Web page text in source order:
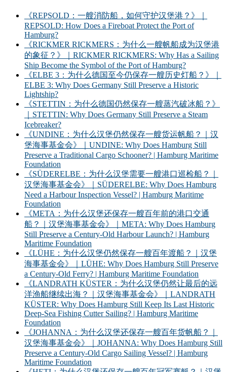
《REPSOLD：一艘消防船，如何守护汉堡港？》｜
REPSOLD: How Does a Fireboat Protect the Port of
Hamburg?
《RICKMER RICKMERS：为什么一艘帆船成为汉堡港
的象征？》｜RICKMER RICKMERS: Why Has a Sailing
Ship Become the Symbol of the Port of Hamburg?
《ELBE 3：为什么德国至今仍保存一艘历史灯船？》｜
ELBE 3: Why Does Germany Still Preserve a Historic
Lightship?
《STETTIN：为什么德国仍然保存一艘蒸汽破冰船？》
｜STETTIN: Why Does Germany Still Preserve a Steam
Icebreaker?
《UNDINE：为什么汉堡仍然保存一艘货运帆船？｜汉
堡海事基金会》｜UNDINE: Why Does Hamburg Still
Preserve a Traditional Cargo Schooner? | Hamburg Maritime
Foundation
《SÜDERELBE：为什么汉堡需要一艘港口巡检船？｜
汉堡海事基金会》｜SÜDERELBE: Why Does Hamburg
Need a Harbour Inspection Vessel? | Hamburg Maritime
Foundation
《META：为什么汉堡还保存一艘百年前的港口交通
船？｜汉堡海事基金会》｜META: Why Does Hamburg
Still Preserve a Century-Old Harbour Launch? | Hamburg
Maritime Foundation
《LÜHE：为什么汉堡仍然保存一艘百年渡船？｜汉堡
海事基金会》｜LÜHE: Why Does Hamburg Still Preserve
a Century-Old Ferry? | Hamburg Maritime Foundation
《LANDRATH KÜSTER：为什么汉堡仍然让最后的远
洋渔船继续出海？｜汉堡海事基金会》｜LANDRATH
KÜSTER: Why Does Hamburg Still Keep Its Last Historic
Deep-Sea Fishing Cutter Sailing? | Hamburg Maritime
Foundation
《JOHANNA：为什么汉堡还保存一艘百年货帆船？｜
汉堡海事基金会》｜JOHANNA: Why Does Hamburg Still
Preserve a Century-Old Cargo Sailing Vessel? | Hamburg
Maritime Foundation